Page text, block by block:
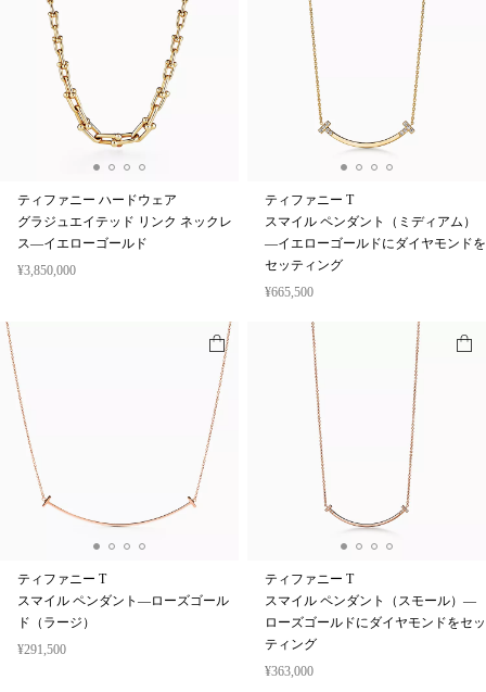
ティファニー ハードウェア
グラジュエイテッド リンク ネックレ
ス—イエローゴールド
¥3,850,000
ティファニー T
スマイル ペンダント（ミディアム）
—イエローゴールドにダイヤモンドを
セッティング
¥665,500
ティファニー T
スマイル ペンダント—ローズゴール
ド（ラージ）
¥291,500
ティファニー T
スマイル ペンダント（スモール）—
ローズゴールドにダイヤモンドをセッ
ティング
¥363,000